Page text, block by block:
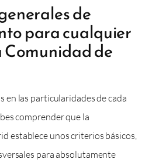
de
para cualquier
Comunidad de
en las particularidades de cada
comprender que la
establece unos criterios básicos,
para absolutamente